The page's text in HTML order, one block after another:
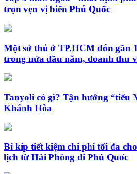
trọn vẹn vị biển Phú Quốc
Một sở thú ở TP.HCM đón gần
trong nửa đầu năm, doanh thu
Tanyoli có gì? Tận hưởng “tiểu
Khánh Hòa
Bí kíp tiết kiệm chi phí tối đa
lịch từ Hải Phòng đi Phú Quốc